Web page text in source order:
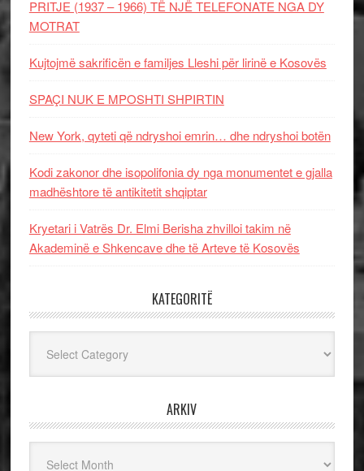
PRITJE (1937 – 1966) TË NJË TELEFONATE NGA DY
MOTRAT
Kujtojmë sakrificën e familjes Lleshi për lirinë e Kosovës
SPAÇI NUK E MPOSHTI SHPIRTIN
New York, qyteti që ndryshoi emrin… dhe ndryshoi botën
Kodi zakonor dhe isopolifonia dy nga monumentet e gjalla
madhështore të antikitetit shqiptar
Kryetari i Vatrës Dr. Elmi Berisha zhvilloi takim në
Akademinë e Shkencave dhe të Arteve të Kosovës
KATEGORITË
ARKIV